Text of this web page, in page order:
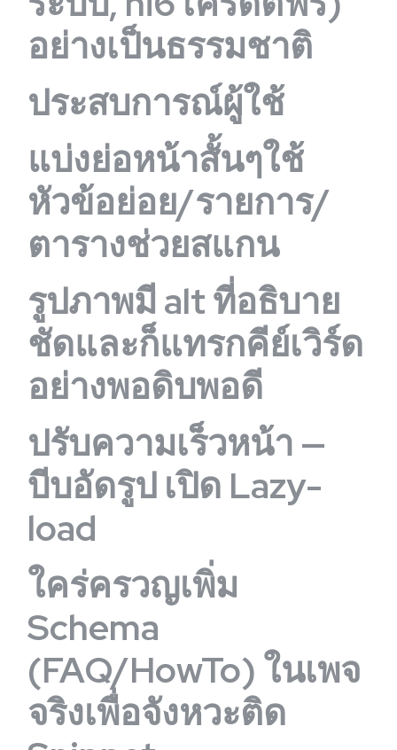
อย่างเป็นธรรมชาติ
ประสบการณ์ผู้ใช้
แบ่งย่อหน้าสั้นๆใช้
หัวข้อย่อย/รายการ/
ตารางช่วยสแกน
รูปภาพมี alt ที่อธิบาย
ชัดและก็แทรกคีย์เวิร์ด
อย่างพอดิบพอดี
ปรับความเร็วหน้า —
บีบอัดรูป เปิด Lazy-
load
ใคร่ครวญเพิ่ม
Schema
(FAQ/HowTo) ในเพจ
จริงเพื่อจังหวะติด